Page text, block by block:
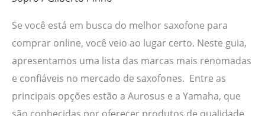
Se você está em busca do melhor saxofone para
comprar online, você veio ao lugar certo. Neste guia,
apresentamos uma lista das marcas mais renomadas
e confiáveis no mercado de saxofones. Entre as
principais opções estão a Aurosus e a Yamaha, que
são conhecidas por oferecer produtos de qualidade